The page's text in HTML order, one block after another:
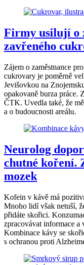
Firmy usilují o
zavřeného
Zájem o zaměstnance
cukrovary je poměrně
Jevišovkou na
opakovaně burza práce.
ČTK. Uvedla také, že
a o budoucnosti areálu.
Neurolog
chutné koření.
mozek
Kofein v kávě má
Mnoho lidí však netuší,
přidáte skořici.
zpracovávat informace a
Kombinace kávy se
s ochranou proti